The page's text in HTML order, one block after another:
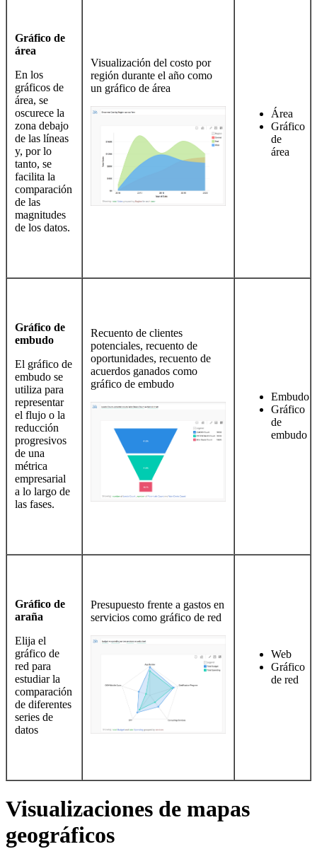
Gráfico de
área
En los
gráficos de
área, se
oscurece la
zona debajo
de las líneas
y, por lo
tanto, se
facilita la
comparación
de las
magnitudes
de los datos.
Visualización del costo por
región durante el año como
un gráfico de área
Área
Gráfico
de
área
Gráfico de
embudo
El gráfico de
embudo se
utiliza para
representar
el flujo o la
reducción
progresivos
de una
métrica
empresarial
a lo largo de
las fases.
Recuento de clientes
potenciales, recuento de
oportunidades, recuento de
acuerdos ganados como
gráfico de embudo
Embudo
Gráfico
de
embudo
Gráfico de
araña
Elija el
gráfico de
red para
estudiar la
comparación
de diferentes
series de
datos
Presupuesto frente a gastos en
servicios como gráfico de red
Web
Gráfico
de red
Visualizaciones de mapas
geográficos